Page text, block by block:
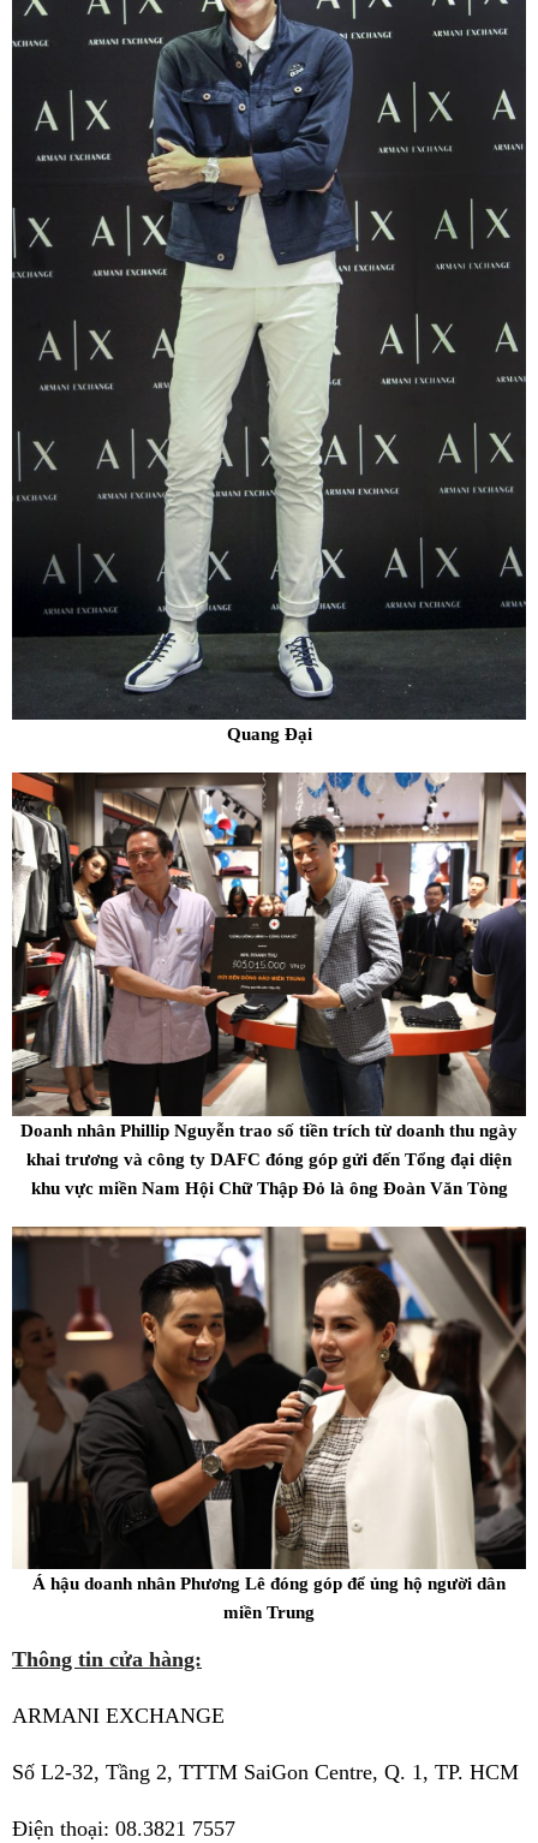
Quang Đại
Doanh nhân Phillip Nguyễn trao số tiền trích từ doanh thu ngày
khai trương và công ty DAFC đóng góp gửi đến Tổng đại diện
khu vực miền Nam Hội Chữ Thập Đỏ là ông Đoàn Văn Tòng
Á hậu doanh nhân Phương Lê đóng góp để ủng hộ người dân
miền Trung
Thông tin cửa hàng:
ARMANI EXCHANGE
Số L2-32, Tầng 2, TTTM SaiGon Centre, Q. 1, TP. HCM
Điện thoại: 08.3821 7557